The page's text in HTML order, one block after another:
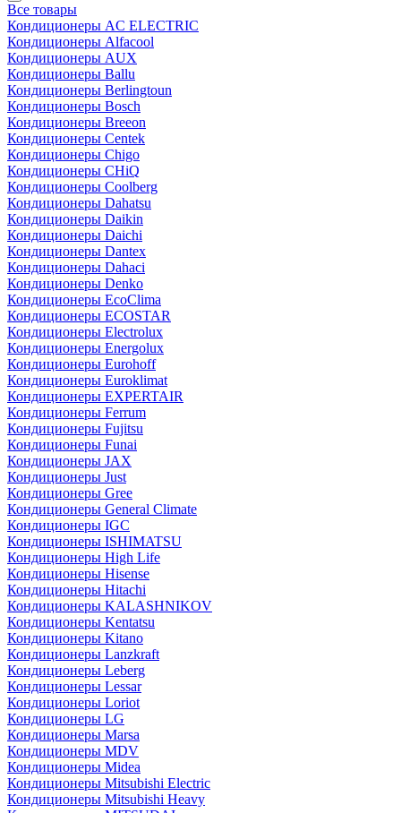
Все товары
Кондиционеры AC ELECTRIC
Кондиционеры Alfacool
Кондиционеры AUX
Кондиционеры Ballu
Кондиционеры Berlingtoun
Кондиционеры Bosch
Кондиционеры Breeon
Кондиционеры Centek
Кондиционеры Chigo
Кондиционеры CHiQ
Кондиционеры Coolberg
Кондиционеры Dahatsu
Кондиционеры Daikin
Кондиционеры Daichi
Кондиционеры Dantex
Кондиционеры Dahaci
Кондиционеры Denko
Кондиционеры EcoClima
Кондиционеры ECOSTAR
Кондиционеры Electrolux
Кондиционеры Energolux
Кондиционеры Eurohoff
Кондиционеры Euroklimat
Кондиционеры EXPERTAIR
Кондиционеры Ferrum
Кондиционеры Fujitsu
Кондиционеры Funai
Кондиционеры JAX
Кондиционеры Just
Кондиционеры Gree
Кондиционеры General Climate
Кондиционеры IGC
Кондиционеры ISHIMATSU
Кондиционеры High Life
Кондиционеры Hisense
Кондиционеры Hitachi
Кондиционеры KALASHNIKOV
Кондиционеры Kentatsu
Кондиционеры Kitano
Кондиционеры Lanzkraft
Кондиционеры Leberg
Кондиционеры Lessar
Кондиционеры Loriot
Кондиционеры LG
Кондиционеры Marsa
Кондиционеры MDV
Кондиционеры Midea
Кондиционеры Mitsubishi Electric
Кондиционеры Mitsubishi Heavy